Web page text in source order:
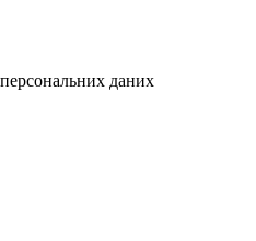
даних